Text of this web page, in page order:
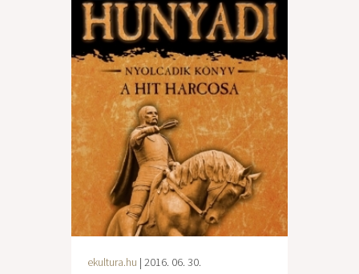
ekultura.hu | 2016. 06. 30.